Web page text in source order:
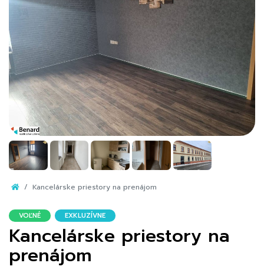
Kancelárske priestory na prenájom
VOĽNÉ EXKLUZÍVNE
Kancelárske priestory na
prenájom